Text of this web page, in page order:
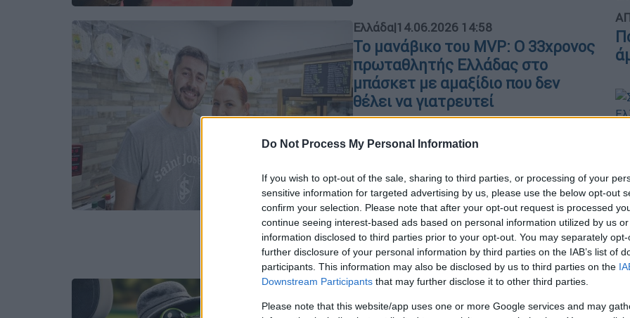
Do Not Process My Personal Information
If you wish to opt-out of the sale, sharing to third parties, or processing of your
sensitive information for targeted advertising by us, please use the below opt-out
confirm your selection. Please note that after your opt-out request is processed
continue seeing interest-based ads based on personal information utilized by us
information disclosed to third parties prior to your opt-out. You may separately
further disclosure of your personal information by third parties on the IAB’s list of
participants. This information may also be disclosed by us to third parties on the
Downstream Participants that may further disclose it to other third parties.
Please note that this website/app uses one or more Google services and may
Ελλάδα|14.06.2026 14:58
Το μανάβικο του MVP: Ο 33χρονος
πρωταθλητής Ελλάδας στο
μπάσκετ με αμαξίδιο που δεν
θέλει να γιατρευτεί
του στο Ασβεστοχώρι Θεσσαλονίκης
σπάνια πάθηση στα κάτω άκρα του και
για την κορυφαία στιγμή ανάδειξης
του MVP του πρωταθλήματος
μπάσκετ με αμαξίδιο με τον
Παναθηναϊκό.
Ένας μαγικός αλλά ψεύτικος